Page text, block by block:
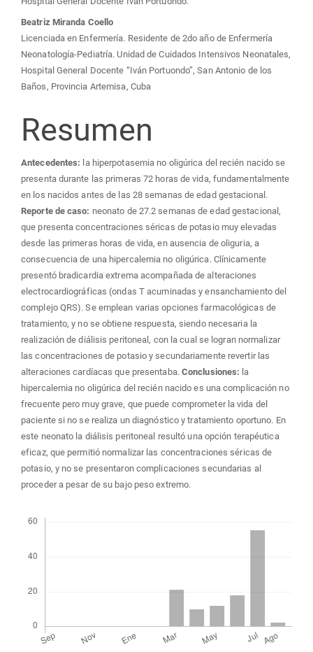
Beatriz Miranda Coello
Licenciada en Enfermería. Residente de 2do año de Enfermería
Neonatología-Pediatría. Unidad de Cuidados Intensivos Neonatales,
Hospital General Docente “Iván Portuondo”, San Antonio de los
Baños, Provincia Artemisa, Cuba
Resumen
Antecedentes: la hiperpotasemia no oligúrica del recién nacido se
presenta durante las primeras 72 horas de vida, fundamentalmente
en los nacidos antes de las 28 semanas de edad gestacional.
Reporte de caso: neonato de 27.2 semanas de edad gestacional,
que presenta concentraciones séricas de potasio muy elevadas
desde las primeras horas de vida, en ausencia de oliguria, a
consecuencia de una hipercalemia no oligúrica. Clínicamente
presentó bradicardia extrema acompañada de alteraciones
electrocardiográficas (ondas T acuminadas y ensanchamiento del
complejo QRS). Se emplean varias opciones farmacológicas de
tratamiento, y no se obtiene respuesta, siendo necesaria la
realización de diálisis peritoneal, con la cual se logran normalizar
las concentraciones de potasio y secundariamente revertir las
alteraciones cardíacas que presentaba. Conclusiones: la
hipercalemia no oligúrica del recién nacido es una complicación no
frecuente pero muy grave, que puede comprometer la vida del
paciente si no se realiza un diagnóstico y tratamiento oportuno. En
este neonato la diálisis peritoneal resultó una opción terapéutica
eficaz, que permitió normalizar las concentraciones séricas de
potasio, y no se presentaron complicaciones secundarias al
proceder a pesar de su bajo peso extremo.